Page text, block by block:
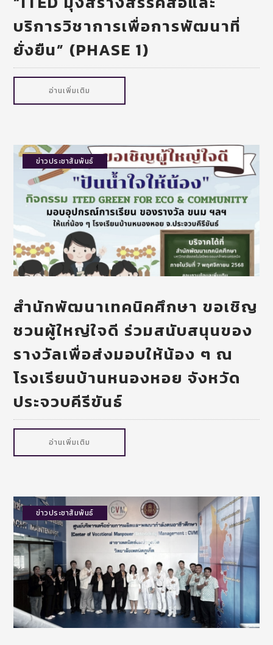
บริการวิชาการเพื่อการพัฒนาที่
ยั่งยืน” (PHASE 1)
อ่านเพิ่มเติม
ข่าวประชาสัมพันธ์
สำนักพัฒนาเทคนิคศึกษา ขอเชิญ
ชวนผู้ใหญ่ใจดี ร่วมสนับสนุนของ
รางวัลเพื่อส่งมอบให้น้อง ๆ ณ
โรงเรียนบ้านหนองหอย จังหวัด
ประจวบคีรีขันธ์
อ่านเพิ่มเติม
ข่าวประชาสัมพันธ์